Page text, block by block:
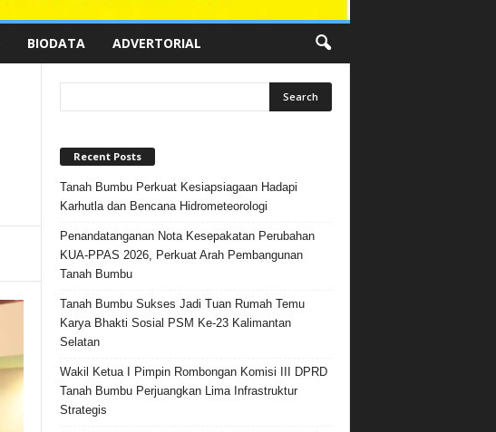
BIODATA ADVERTORIAL
Recent Posts
Tanah Bumbu Perkuat Kesiapsiagaan Hadapi
Karhutla dan Bencana Hidrometeorologi
Penandatanganan Nota Kesepakatan Perubahan
KUA-PPAS 2026, Perkuat Arah Pembangunan
Tanah Bumbu
Tanah Bumbu Sukses Jadi Tuan Rumah Temu
Karya Bhakti Sosial PSM Ke-23 Kalimantan
Selatan
Wakil Ketua I Pimpin Rombongan Komisi III DPRD
Tanah Bumbu Perjuangkan Lima Infrastruktur
Strategis